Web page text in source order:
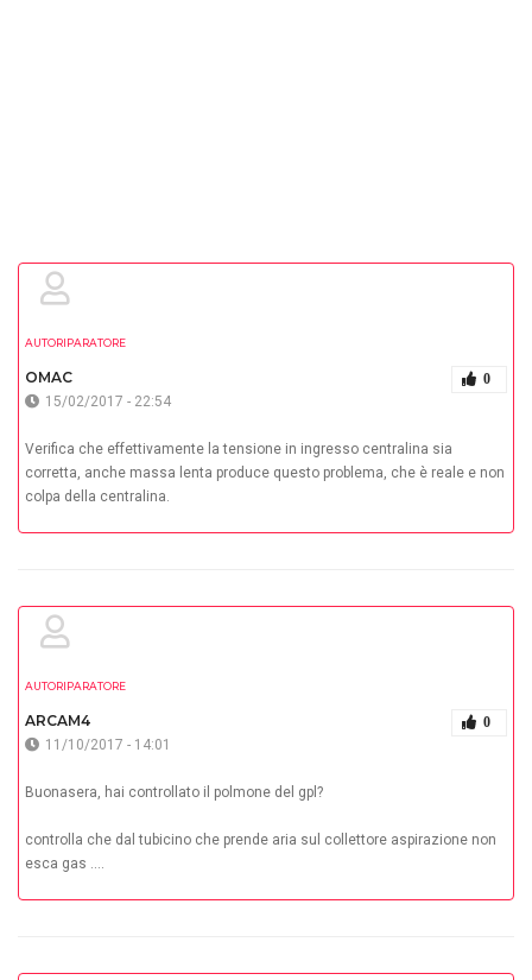
AUTORIPARATORE
OMAC 0
15/02/2017 - 22:54
Verifica che effettivamente la tensione in ingresso centralina sia
corretta, anche massa lenta produce questo problema, che è reale e non
colpa della centralina.
AUTORIPARATORE
ARCAM4 0
11/10/2017 - 14:01
Buonasera, hai controllato il polmone del gpl?
controlla che dal tubicino che prende aria sul collettore aspirazione non
esca gas ....